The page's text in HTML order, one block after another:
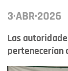
3·ABR·2026
Las
pertenecerían